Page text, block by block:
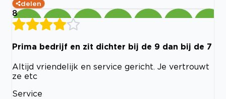
delen
8
Prima bedrijf en zit dichter bij de 9 dan bij de 7
Altijd vriendelijk en service gericht. Je vertrouwt
ze etc
Service